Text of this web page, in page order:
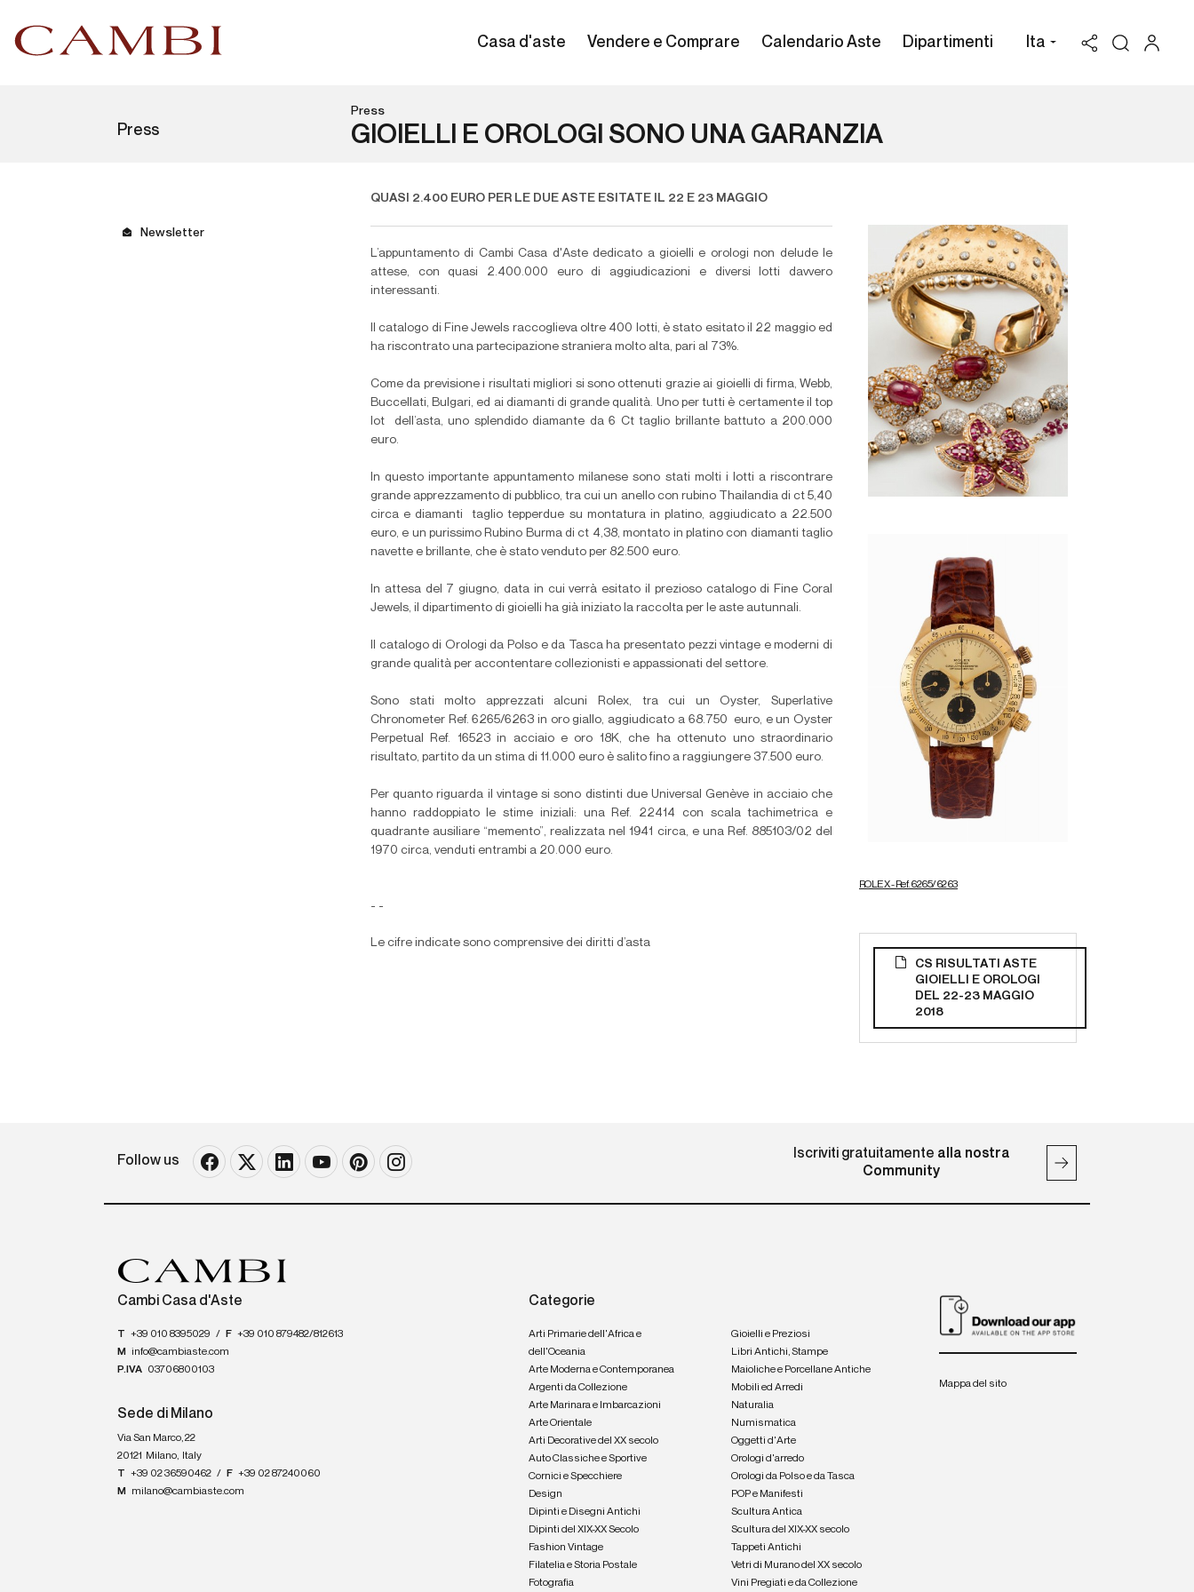
Casa d'aste Vendere e Comprare Calendario Aste Dipartimenti Ita
Press
Press
GIOIELLI E OROLOGI SONO UNA GARANZIA
Newsletter
ROLEX - Ref. 6265/6263
CS RISULTATI ASTE
GIOIELLI E OROLOGI
DEL 22-23 MAGGIO
2018
QUASI 2.400 EURO PER LE DUE ASTE ESITATE IL 22 E 23 MAGGIO
L’appuntamento di Cambi Casa d'Astededicato a gioielli e orologi non delude le
attese, con quasi 2.400.000 euro di aggiudicazioni e diversi lotti davvero
interessanti.
Il catalogo di Fine Jewels raccoglieva oltre 400 lotti, è stato esitato il 22 maggio ed
ha riscontrato una partecipazione straniera molto alta, pari al 73%.
Come da previsione i risultati migliori si sono ottenuti grazie ai gioielli di firma, Webb,
Buccellati, Bulgari, ed ai diamanti di grande qualità. Uno per tutti è certamente il top
lot dell’asta, uno splendido diamante da 6 Ct taglio brillante battuto a 200.000
euro.
In questo importante appuntamento milanese sono stati molti i lotti a riscontrare
grande apprezzamento di pubblico, tra cui un anello con rubino Thailandia di ct 5,40
circa e diamanti
taglio tepperdue su montatura in platino, aggiudicato a 22.500
euro, e un purissimo Rubino Burma di ct 4,38, montato in platino con diamanti taglio
navette e brillante, che è stato venduto per 82.500 euro.
In attesa del 7 giugno, data in cui verrà esitato il prezioso catalogo di Fine Coral
Jewels, il dipartimento di gioielli ha già iniziato la raccolta per le aste autunnali.
Il catalogo di Orologi da Polso e da Tasca ha presentato pezzi vintage e moderni di
grande qualità per accontentare collezionisti e appassionati del settore.
Sono stati molto apprezzati alcuni Rolex, tra cui un Oyster, Superlative
Chronometer Ref. 6265/6263 in oro giallo, aggiudicato a 68.750
euro, e un Oyster
Perpetual Ref. 16523 in acciaio e oro 18K, che ha ottenuto uno straordinario
risultato, partito da un stima di 11.000 euro è salito fino a raggiungere 37.500 euro.
Per quanto riguarda il vintage si sono distinti due Universal Genève in acciaio che
hanno raddoppiato le stime iniziali: una Ref. 22414 con scala tachimetrica e
quadrante ausiliare “memento”, realizzata nel 1941 circa, e una Ref. 885103/02 del
1970 circa, venduti entrambi a 20.000 euro.
- -
Le cifre indicate sono comprensive dei diritti d’asta
Follow us Iscriviti gratuitamente alla nostra
Community
Cambi Casa d'Aste
T +39 010 8395029 / F +39 010 879482/812613
M info@cambiaste.com
P.IVA 03706800103
Sede di Milano
Via San Marco, 22
20121 Milano, Italy
T +39 02 36590462 / F +39 02 87240060
M milano@cambiaste.com
Categorie
Arti Primarie dell'Africa e
dell'Oceania
Arte Moderna e Contemporanea
Argenti da Collezione
Arte Marinara e Imbarcazioni
Arte Orientale
Arti Decorative del XX secolo
Auto Classiche e Sportive
Cornici e Specchiere
Design
Dipinti e Disegni Antichi
Dipinti del XIX-XX Secolo
Fashion Vintage
Filatelia e Storia Postale
Fotografia
Gioielli e Preziosi
Libri Antichi, Stampe
Maioliche e Porcellane Antiche
Mobili ed Arredi
Naturalia
Numismatica
Oggetti d'Arte
Orologi d'arredo
Orologi da Polso e da Tasca
POP e Manifesti
Scultura Antica
Scultura del XIX-XX secolo
Tappeti Antichi
Vetri di Murano del XX secolo
Vini Pregiati e da Collezione
Mappa del sito